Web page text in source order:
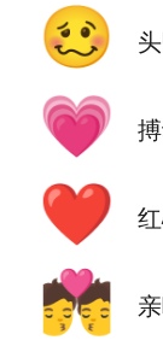
🥴
💗
❤️
💏